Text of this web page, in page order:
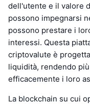
dell'utente e il valore
possono impegnarsi
possono prestare i
interessi. Questa
criptovalute è
liquidità, rendendo
efficacemente i loro
La blockchain su cui